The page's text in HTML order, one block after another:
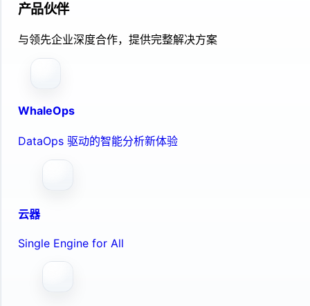
产品伙伴
与领先企业深度合作，提供完整解决方案
WhaleOps
DataOps 驱动的智能分析新体验
云器
Single Engine for All